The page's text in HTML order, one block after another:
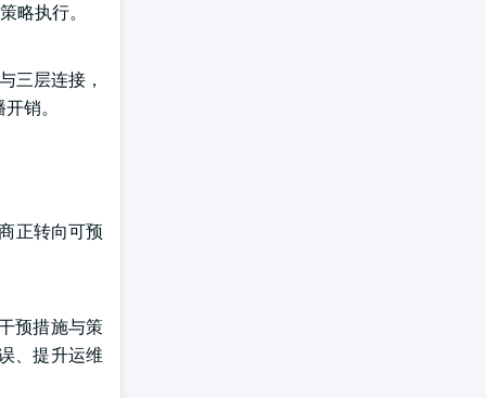
略执行。
三层连接，
销。
正转向可预
预措施与策
、提升运维